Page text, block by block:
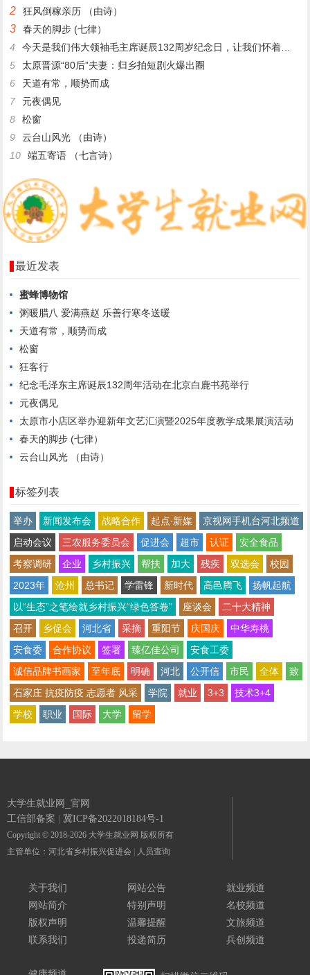
2 狂风倒稼亲历 （由诗）
3
春天的脚步 (七律）
4
今天是我们伟大领袖毛主席诞辰132周岁纪念日，让我们怀着无限
5
太原晋源“80后”夫妻：归乡拍短剧火爆出圈
6
天道有常，顺势而成
7
元夜偶见
8
松窗
9
云台山风光 （由诗）
10
端五寄语 （七言诗）
最近发表
蜜蜂博物馆
粥暖腊八 爱满燕赵 乐善行寒冬送暖
天道有常，顺势而成
松窗
狂客行
纪念毛泽东主席诞辰132周年活动在北京白鹿书苑举行
元夜偶见
太原市小店区举办迎新年文艺汇演暨2025年度教学成果展演活动
春天的脚步 (七律）
云台山风光 （由诗）
标签列表
举办 新闻发布会 战略合作 起点∙新媒
京视网手机台河北频道
启动会议
三农服务委员会 促进会 超市 认证
安全食品
考察调研
企业 乡村振兴 帮扶 加大 残疾 双选会
校园
2023年
沧州 总书记 学雷锋 新时代 高邑腾飞
扬帆起航
以“生态”之笔绘就乡村振兴“绿色答卷”
座谈会
二十大精神
召开
乡促会 河北省 采摘 重阳节 庆国庆
中华寿桃
安食委
合作协议 签署 臻亿佳公司
安食工委
诚信品牌书画家
至年底 明确 河北 公开信 市民 全体
致
石家庄 抗疫防疫 志愿者 风采
学院 就业 3+3
技术3+4
学校
职业 国际 大学 留学
大学生就业网_官网
工信部备案 冀ICP备2022018184号-1
Copyright © 2018-2026 大学生就业网 版权所有
主管单位：河北省乡村振兴促进会
人员查询
关于我们
网站简介
版权声明
联系我们
网站公告
特别声明
温馨提醒
投递简历
就业频道
名校频道
文旅频道
兵创频道